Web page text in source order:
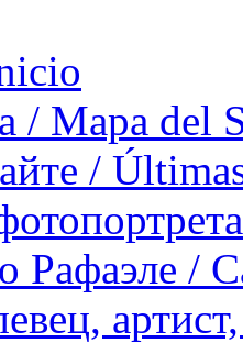
/ Mapa del
/
Рафаэле /